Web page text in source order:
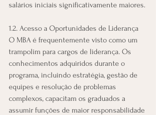
salários iniciais significativamente maiores.
1.2. Acesso a Oportunidades de Liderança
O MBA é frequentemente visto como um
trampolim para cargos de liderança. Os
conhecimentos adquiridos durante o
programa, incluindo estratégia, gestão de
equipes e resolução de problemas
complexos, capacitam os graduados a
assumir funções de maior responsabilidade